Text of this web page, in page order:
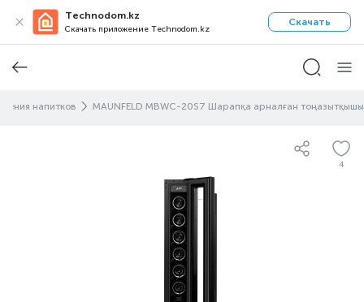
Technodom.kz
Скачать приложение Technodom.kz
Скачать
напитков MAUNFELD MBWC-20S7 Шарапқа арналған тоңазытқышы
4